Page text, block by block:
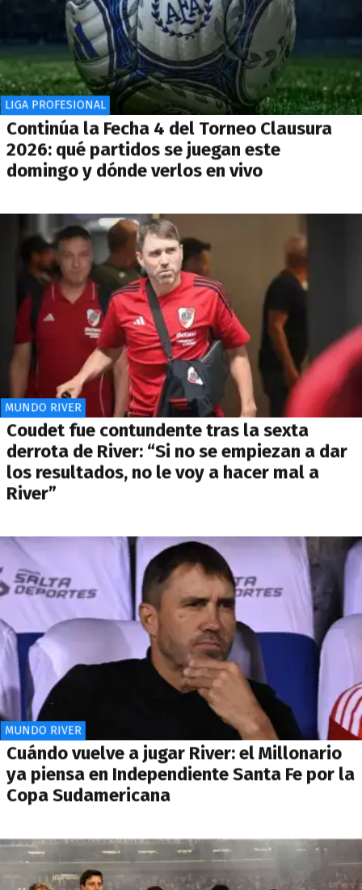
LIGA PROFESIONAL
Continúa la Fecha 4 del Torneo Clausura
2026: qué partidos se juegan este
domingo y dónde verlos en vivo
MUNDO RIVER
Coudet fue contundente tras la sexta
derrota de River: “Si no se empiezan a dar
los resultados, no le voy a hacer mal a
River”
MUNDO RIVER
Cuándo vuelve a jugar River: el Millonario
ya piensa en Independiente Santa Fe por la
Copa Sudamericana